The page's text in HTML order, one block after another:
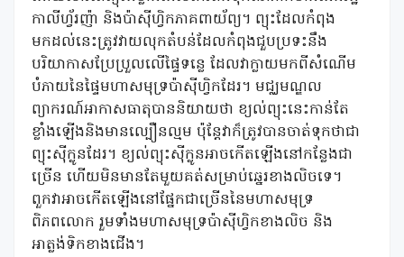
កាលីហ្វ័រញ៉ា និងប៉ាស៊ីហ្វិកភាគពាយ័ព្យ។ ព្យុះដែលកំពុង
មកដល់នេះត្រូវវាយលុកតំបន់ដែលកំពុងជួបប្រទះនឹង
បរិយាកាសប្រែប្រួលលើផ្ទៃទន្លេ ដែលវាក្លាយមកពីសំណើម
បំភាយនៃផ្ទៃមហាសមុទ្រប៉ាស៊ីហ្វិកដែរ។ មជ្ឈមណ្ឌល
ព្យាករណ៍អាកាសធាតុបាននិយាយថា ខ្យល់ព្យុះនេះកាន់តែ
ខ្លាំងឡើងនិងមានល្បឿនល្មម ប៉ុន្តែវាក៏ត្រូវបានចាត់ទុកថាជា
ព្យុះស៊ីក្លូនដែរ។ ខ្យល់ព្យុះស៊ីក្លូនអាចកើតឡើងនៅកន្លែងជា
ច្រើន ហើយមិនមានតែមួយគត់សម្រាប់ឆ្នេរខាងលិចទេ។
ពួកវាអាចកើតឡើងនៅផ្នែកជាច្រើននៃមហាសមុទ្រ
ពិភពលោក រួមទាំងមហាសមុទ្រប៉ាស៊ីហ្វិកខាងលិច និង
អាត្លង់ទិកខាងជើង។